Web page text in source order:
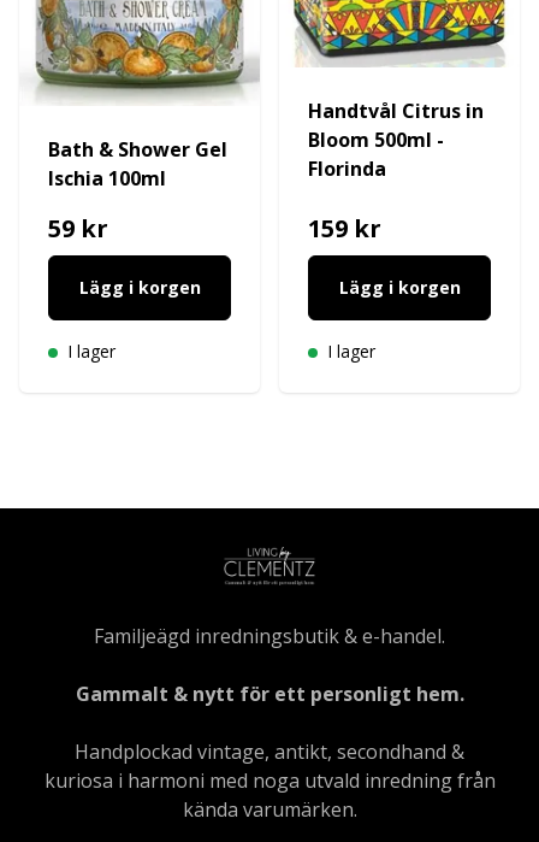
Bath & Shower Gel
Ischia 100ml
59 kr
Lägg i korgen
I lager
Handtvål Citrus in
Bloom 500ml -
Florinda
159 kr
Lägg i korgen
I lager
Familjeägd inredningsbutik & e-handel.
Gammalt & nytt för ett personligt hem.
Handplockad vintage, antikt, secondhand &
kuriosa i harmoni med noga utvald inredning från
kända varumärken.